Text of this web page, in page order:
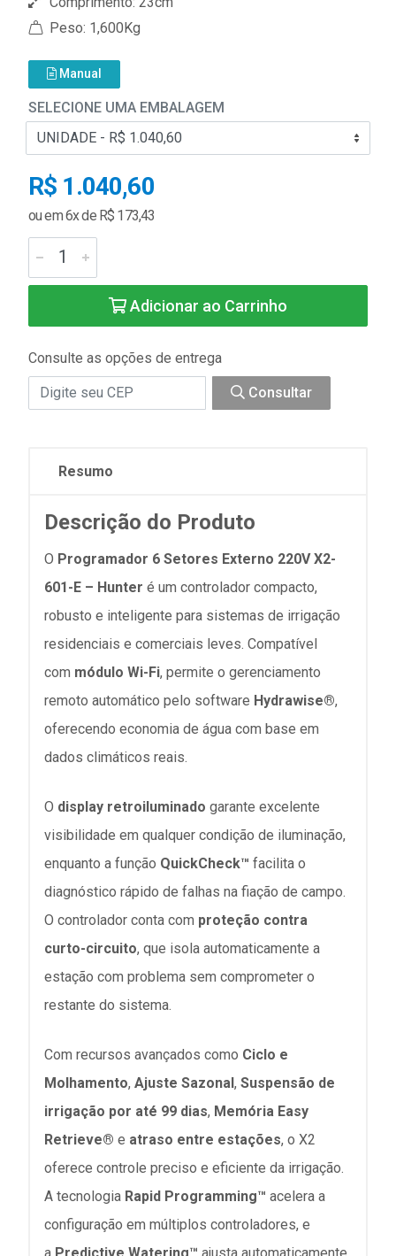
Peso: 1,600Kg
Manual
SELECIONE UMA EMBALAGEM
R$ 1.040,60
ou em 6x de R$ 173,43
Adicionar ao Carrinho
Consulte as opções de entrega
Consultar
Resumo
Descrição do Produto
O Programador 6 Setores Externo 220V X2-
601-E – Hunter é um controlador compacto,
robusto e inteligente para sistemas de irrigação
residenciais e comerciais leves. Compatível
com módulo Wi-Fi, permite o gerenciamento
remoto automático pelo software Hydrawise®,
oferecendo economia de água com base em
dados climáticos reais.
O display retroiluminado garante excelente
visibilidade em qualquer condição de iluminação,
enquanto a função QuickCheck™ facilita o
diagnóstico rápido de falhas na fiação de campo.
O controlador conta com proteção contra
curto-circuito, que isola automaticamente a
estação com problema sem comprometer o
restante do sistema.
Com recursos avançados como Ciclo e
Molhamento, Ajuste Sazonal, Suspensão de
irrigação por até 99 dias, Memória Easy
Retrieve® e atraso entre estações, o X2
oferece controle preciso e eficiente da irrigação.
A tecnologia Rapid Programming™ acelera a
configuração em múltiplos controladores, e
a Predictive Watering™ ajusta automaticamente